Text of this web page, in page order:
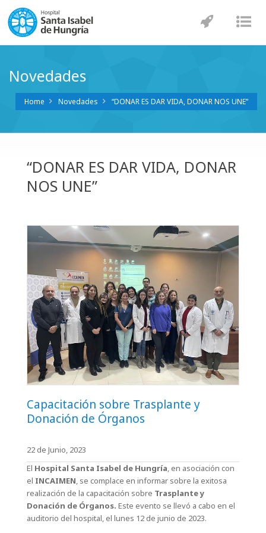
Novedades
Home Novedades “DONAR ES DAR VIDA, DONAR NOS UNE”
“DONAR ES DAR VIDA, DONAR
NOS UNE”
Capacitación sobre Trasplante y
Donación de Órganos
22 de Junio, 2023
El Hospital Santa Isabel de Hungría, en asociación con
el INCAIMEN, se complace en informar sobre la exitosa
realización de la capacitación sobre Trasplante y
Donación de Órganos. Este evento se llevó a cabo en el
auditorio del hospital, el lunes 12 de junio de 2023.